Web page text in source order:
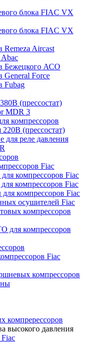
блока FIAC VX
блока FIAC VX
Remeza Aircast
Abac
Бежецкого АСО
General Force
Fubag
(прессостат)
MDR 3
компрессоров
(прессостат)
для реле давления
Fiac
компрессоров Fiac
компрессоров Fiac
компрессоров Fiac
осушителей Fiac
компрессоров
для компрессоров
Fiac
компрессоров
компререссоров
высокого давления
Fiac